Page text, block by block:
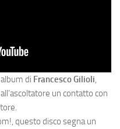
di Francesco Gilioli,
un contatto con
questo disco segna un